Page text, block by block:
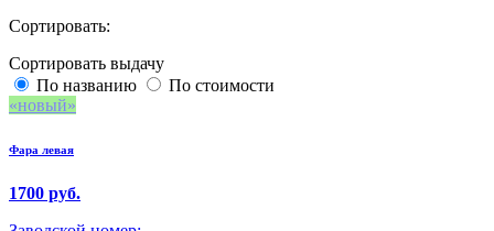
Сортировать:
Сортировать выдачу
По названию
По стоимости
новый
Фара левая
1700 руб.